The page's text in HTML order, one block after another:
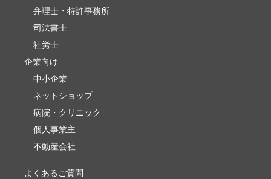
弁理士・特許事務所
司法書士
社労士
企業向け
中小企業
ネットショップ
病院・クリニック
個人事業主
不動産会社
よくあるご質問